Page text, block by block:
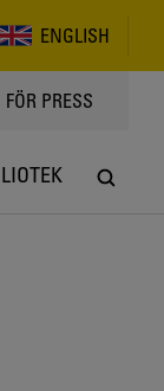
ENGLISH
FÖR PRESS